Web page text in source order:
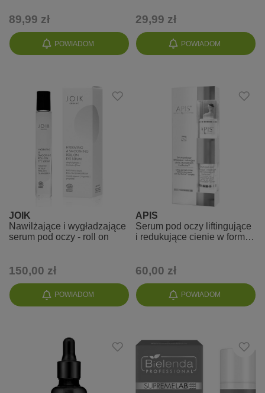
POWIADOM
89,99 zł
POWIADOM
29,99 zł
POWIADOM
JOIK
Nawilżające i wygładzające
serum pod oczy - roll on
150,00 zł
POWIADOM
APIS
Serum pod oczy liftingujące
i redukujące cienie w formie
60,00 zł